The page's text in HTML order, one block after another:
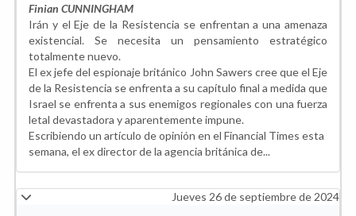
Finian CUNNINGHAM
Irán y el Eje de la Resistencia se enfrentan a una amenaza
existencial. Se necesita un pensamiento estratégico
totalmente nuevo.
El ex jefe del espionaje británico John Sawers cree que el Eje
de la Resistencia se enfrenta a su capítulo final a medida que
Israel se enfrenta a sus enemigos regionales con una fuerza
letal devastadora y aparentemente impune.
Escribiendo un artículo de opinión en el Financial Times esta
semana, el ex director de la agencia británica de...
Jueves 26 de septiembre de 2024